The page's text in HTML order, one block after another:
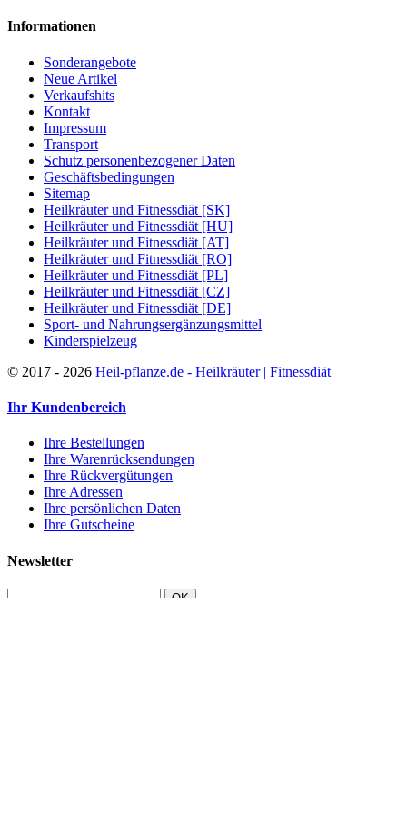
Informationen
Sonderangebote
Neue Artikel
Verkaufshits
Kontakt
Impressum
Transport
Schutz personenbezogener Daten
Geschäftsbedingungen
Sitemap
Heilkräuter und Fitnessdiät [SK]
Heilkräuter und Fitnessdiät [HU]
Heilkräuter und Fitnessdiät [AT]
Heilkräuter und Fitnessdiät [RO]
Heilkräuter und Fitnessdiät [PL]
Heilkräuter und Fitnessdiät [CZ]
Heilkräuter und Fitnessdiät [DE]
Sport- und Nahrungsergänzungsmittel
Kinderspielzeug
© 2017 - 2026 Heil-pflanze.de - Heilkräuter | Fitnessdiät
Ihr Kundenbereich
Ihre Bestellungen
Ihre Warenrücksendungen
Ihre Rückvergütungen
Ihre Adressen
Ihre persönlichen Daten
Ihre Gutscheine
Newsletter
OK